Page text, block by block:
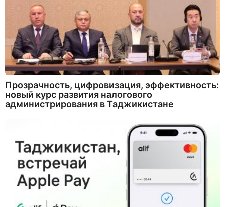
Прозрачность, цифровизация, эффективность:
новый курс развития налогового
администрирования в Таджикистане